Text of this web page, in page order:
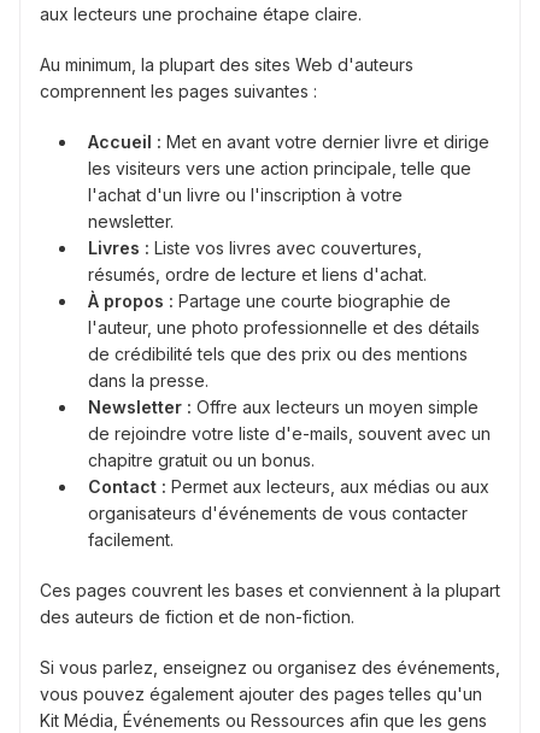
aux lecteurs une prochaine étape claire.
Au minimum, la plupart des sites Web d'auteurs
comprennent les pages suivantes :
Accueil : Met en avant votre dernier livre et dirige
les visiteurs vers une action principale, telle que
l'achat d'un livre ou l'inscription à votre
newsletter.
Livres : Liste vos livres avec couvertures,
résumés, ordre de lecture et liens d'achat.
À propos : Partage une courte biographie de
l'auteur, une photo professionnelle et des détails
de crédibilité tels que des prix ou des mentions
dans la presse.
Newsletter : Offre aux lecteurs un moyen simple
de rejoindre votre liste d'e-mails, souvent avec un
chapitre gratuit ou un bonus.
Contact : Permet aux lecteurs, aux médias ou aux
organisateurs d'événements de vous contacter
facilement.
Ces pages couvrent les bases et conviennent à la plupart
des auteurs de fiction et de non-fiction.
Si vous parlez, enseignez ou organisez des événements,
vous pouvez également ajouter des pages telles qu'un
Kit Média, Événements ou Ressources afin que les gens